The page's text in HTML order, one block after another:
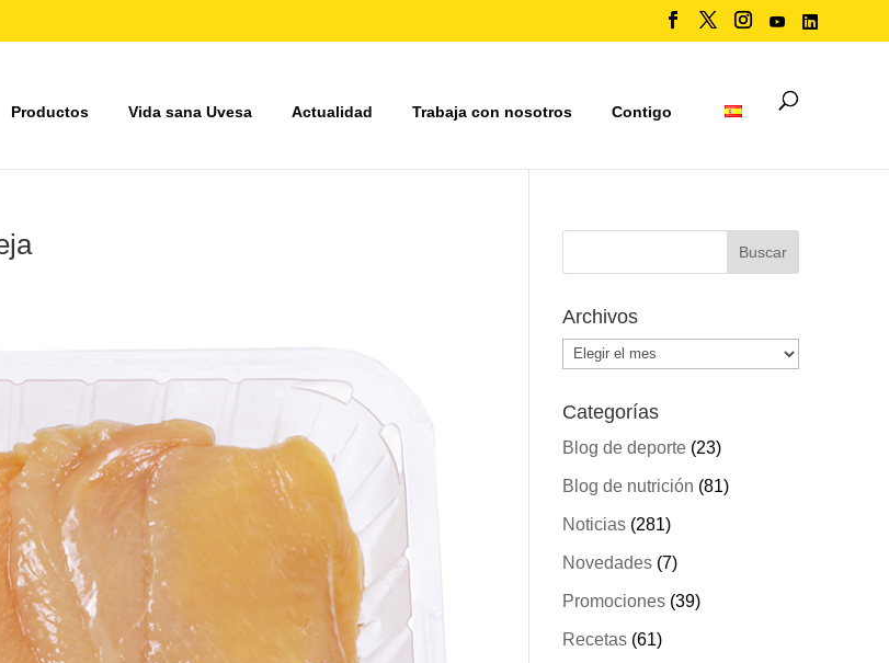
Productos Vida sana Uvesa Actualidad Trabaja con nosotros Contigo
Archivos
Archivos
Categorías
Blog de deporte(23)
Blog de nutrición (81)
Noticias(281)
Novedades(7)
Promociones(39)
Recetas(61)